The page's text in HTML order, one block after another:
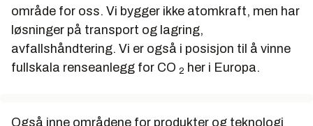
område for oss. Vi bygger ikke atomkraft, men har
løsninger på transport og lagring,
avfallshåndtering. Vi er også i posisjon til å vinne
fullskala renseanlegg for CO 2 her i Europa.
Også inne områdene for produkter og teknologi